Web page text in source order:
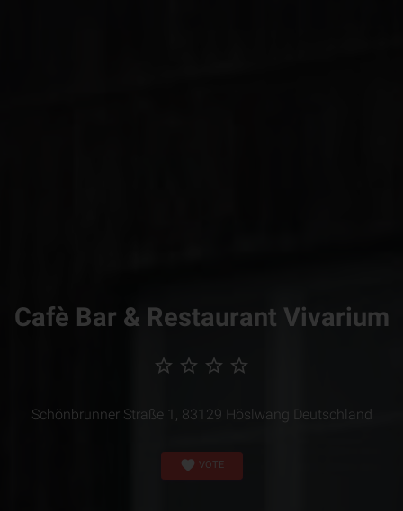
Cafè Bar & Restaurant Vivarium
star_border star_border star_border star_border
Schönbrunner Straße 1, 83129 Höslwang Deutschland
favorite VOTE